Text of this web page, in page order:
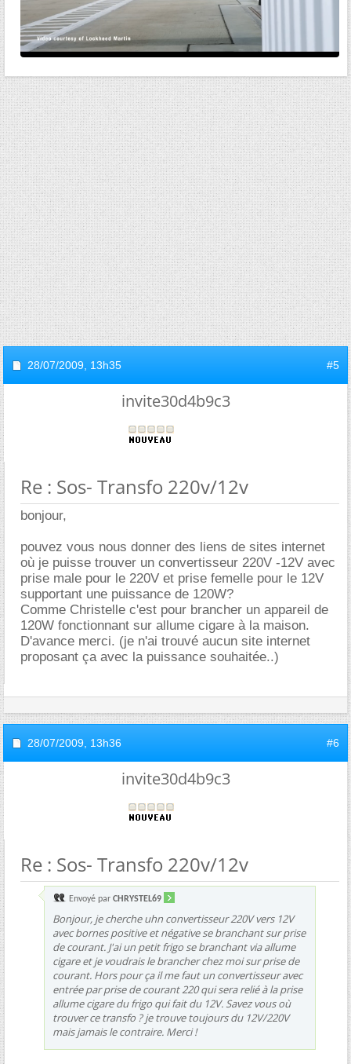
28/07/2009, 13h35 #5
invite30d4b9c3
Re : Sos- Transfo 220v/12v
bonjour,
pouvez vous nous donner des liens de sites internet
où je puisse trouver un convertisseur 220V -12V avec
prise male pour le 220V et prise femelle pour le 12V
supportant une puissance de 120W?
Comme Christelle c'est pour brancher un appareil de
120W fonctionnant sur allume cigare à la maison.
D'avance merci. (je n'ai trouvé aucun site internet
proposant ça avec la puissance souhaitée..)
28/07/2009, 13h36 #6
invite30d4b9c3
Re : Sos- Transfo 220v/12v
Envoyé par CHRYSTEL69
Bonjour, je cherche uhn convertisseur 220V vers 12V
avec bornes positive et négative se branchant sur prise
de courant. J'ai un petit frigo se branchant via allume
cigare et je voudrais le brancher chez moi sur prise de
courant. Hors pour ça il me faut un convertisseur avec
entrée par prise de courant 220 qui sera relié à la prise
allume cigare du frigo qui fait du 12V. Savez vous où
trouver ce transfo ? je trouve toujours du 12V/220V
mais jamais le contraire. Merci !